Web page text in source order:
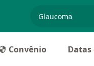
Convênio